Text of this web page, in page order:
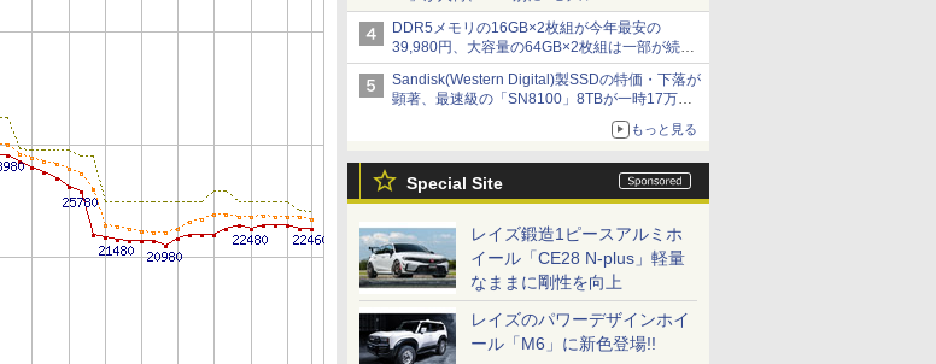
DDR5メモリの16GB×2枚組が今年最安の
39,980円、大容量の64GB×2枚組は一部が続騰
[8月前半のメモリ価格]
Sandisk(Western Digital)製SSDの特価・下落が
顕著、最速級の「SN8100」8TBが一時17万円
もっと見る
Special Site
レイズ鍛造1ピースアルミホ
イール「CE28 N-plus」軽量
なままに剛性を向上
レイズのパワーデザインホイ
ール「M6」に新色登場!!